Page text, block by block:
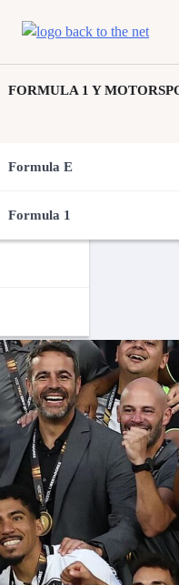
FORMULA 1 Y
Formula E
Formula 1